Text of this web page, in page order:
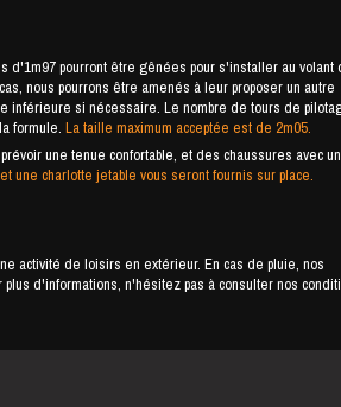
d'1m97 pourront être gênées pour s'installer au volant
nous pourrons être amenés à leur proposer un autre
inférieure si nécessaire. Le nombre de tours de
formule.La taille maximum acceptée est de 2m05.
une tenue confortable, et des chaussures avec
une charlotte jetable vous seront fournis sur place.
activité de loisirs en extérieur. En cas de pluie, nos
d'informations, n'hésitez pas à consulter nos